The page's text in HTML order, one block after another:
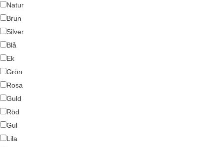
Natur
Brun
Silver
Blå
Ek
Grön
Rosa
Guld
Röd
Gul
Lila